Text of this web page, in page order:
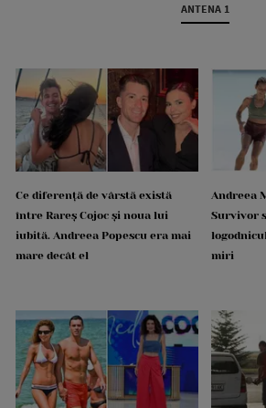
ANTENA 1
Ce diferență de vârstă există
între Rareș Cojoc și noua lui
iubită. Andreea Popescu era mai
mare decât el
Andreea
Survivor
miri